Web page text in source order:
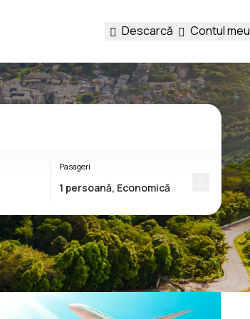
Descarcă Contul meu
Pasageri